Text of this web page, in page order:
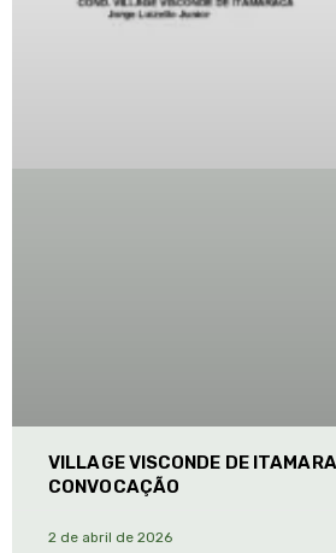
VILLAGE VISCONDE DE
CONVOCAÇÃO
2 de abril de 2026